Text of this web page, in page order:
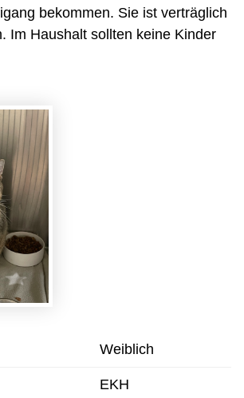
bekommen. Sie ist verträglich
Im Haushalt sollten keine Kinder
Weiblich
EKH